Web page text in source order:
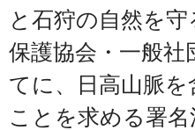
と石狩の自然を
保護協会・一般社
てに、日高山脈
ことを求める署名